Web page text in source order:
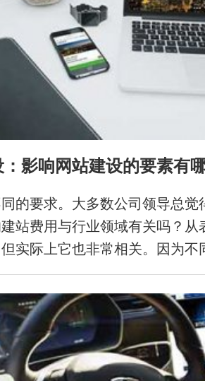
影响网站建设的要素有
的要求。大多数公司领导总觉
站费用与行业领域有关吗？从
实际上它也非常相关。因为不
、功能开发、内容规划和框架